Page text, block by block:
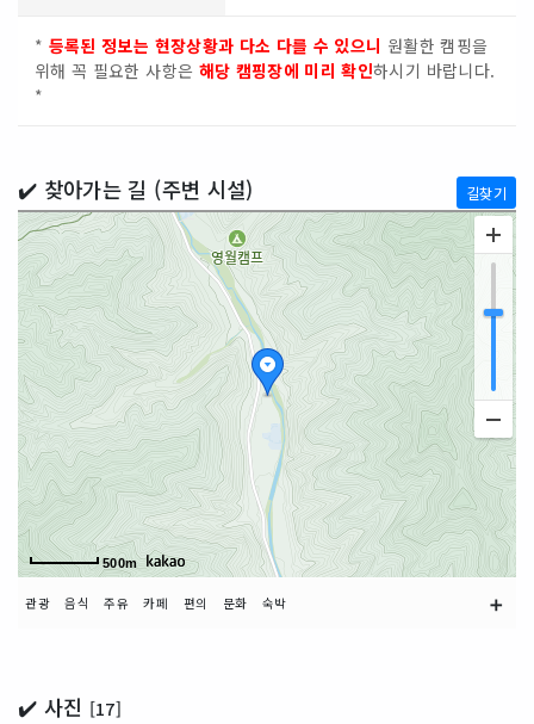
* 등록된 정보는 현장상황과 다소 다를 수 있으니 원활한 캠핑을
위해 꼭 필요한 사항은 해당 캠핑장에 미리 확인하시기 바랍니다.
*
✔️ 찾아가는 길 (주변 시설) 길찾기
500m
관광 음식 주유 카페 편의 문화 숙박 ➕
✔️ 사진 [17]